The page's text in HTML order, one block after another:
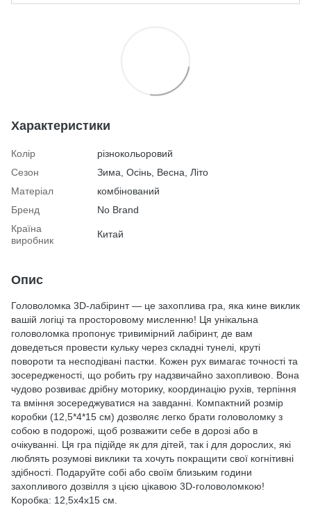
Характеристики
Колір
різнокольоровий
Сезон
Зима, Осінь, Весна, Літо
Матеріал
комбінований
Бренд
No Brand
Країна
виробник
Китай
Опис
Головоломка 3D-лабіринт — це захоплива гра, яка кине виклик
вашій логіці та просторовому мисленню! Ця унікальна
головоломка пропонує тривимірний лабіринт, де вам
доведеться провести кульку через складні тунелі, круті
повороти та несподівані пастки. Кожен рух вимагає точності та
зосередженості, що робить гру надзвичайно захопливою. Вона
чудово розвиває дрібну моторику, координацію рухів, терпіння
та вміння зосереджуватися на завданні. Компактний розмір
коробки (12,5*4*15 см) дозволяє легко брати головоломку з
собою в подорожі, щоб розважити себе в дорозі або в
очікуванні. Ця гра підійде як для дітей, так і для дорослих, які
люблять розумові виклики та хочуть покращити свої когнітивні
здібності. Подаруйте собі або своїм близьким години
захопливого дозвілля з цією цікавою 3D-головоломкою!
Коробка: 12,5х4х15 см.